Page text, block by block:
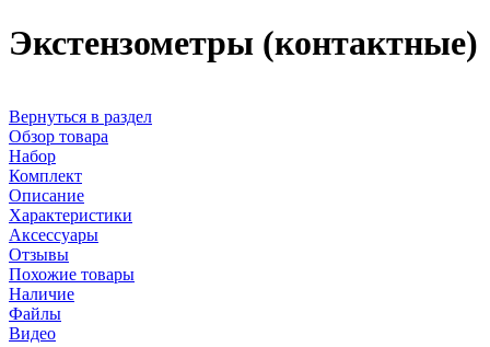
Экстензометры (контактные)
Вернуться в раздел
Обзор товара
Набор
Комплект
Описание
Характеристики
Аксессуары
Отзывы
Похожие товары
Наличие
Файлы
Видео